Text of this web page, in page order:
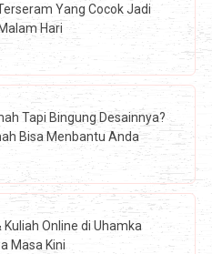
Yang Cocok Jadi
Hari
Tapi Bingung Desainnya?
Bisa Menbantu Anda
Kuliah Online di Uhamka
Masa Kini